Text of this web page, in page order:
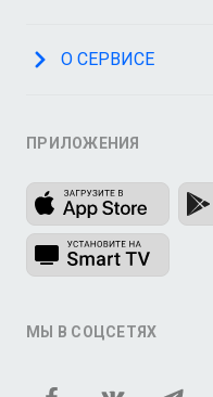
О СЕРВИСЕ
ПРИЛОЖЕНИЯ
МЫ В СОЦСЕТЯХ